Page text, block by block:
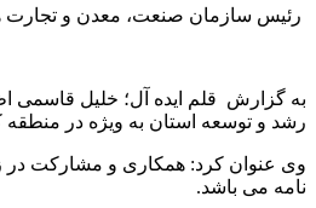
رئیس سازمان صنعت، معدن و تجارت
به گزارش قلم ایده آل؛ خلیل قاسمی
رشد و توسعه استان به ویژه در
وی عنوان کرد: همکاری و مشارکت در
نامه می باشد.